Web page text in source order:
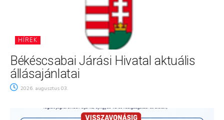
HÍREK
Békéscsabai Járási Hivatal aktuális
állásajánlatai
2026. augusztus 03.